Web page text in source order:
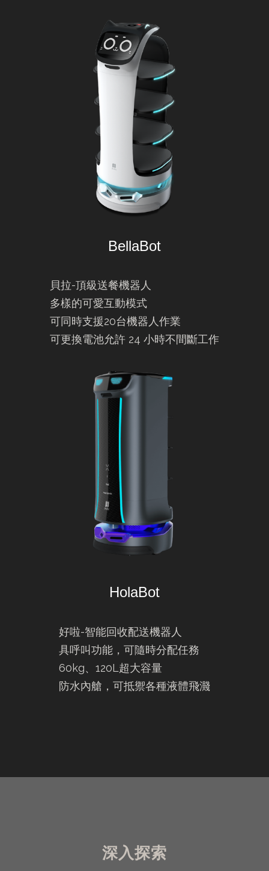
深入探索
BellaBot
貝拉-頂級送餐機器人
多樣的可愛互動模式
可同時支援20台機器人作業
可更換電池允許 24 小時不間斷工作
HolaBot
好啦-智能回收配送機器人
具呼叫功能，可隨時分配任務
60kg、120L超大容量
防水內艙，可抵禦各種液體飛濺